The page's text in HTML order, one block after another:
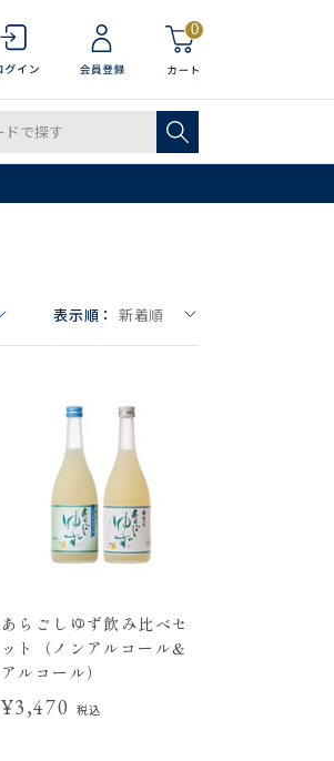
0
表示順： 新着順
あらごしゆず飲み比べセ
ット（ノンアルコール&
アルコール）
¥3,470 税込